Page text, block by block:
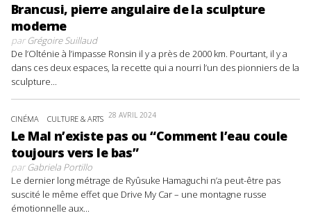
Brancusi, pierre angulaire de la sculpture
moderne
parGrégoire Suillaud
De l’Olténie à l’impasse Ronsin il y a près de 2000 km. Pourtant, il y a
dans ces deux espaces, la recette qui a nourri l’un des pionniers de la
sculpture...
CINÉMA CULTURE & ARTS 28 AVRIL 2024
Le Mal n’existe pas ou “Comment l’eau coule
toujours vers le bas”
parGabriela Portillo
Le dernier long métrage de Ryûsuke Hamaguchi n’a peut-être pas
suscité le même effet que Drive My Car – une montagne russe
émotionnelle aux...